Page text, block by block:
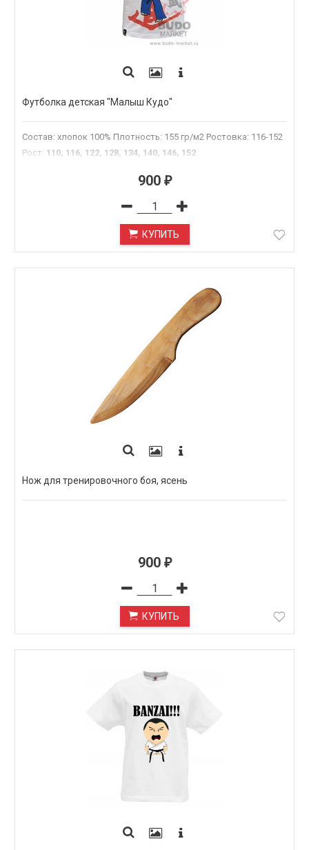
Футболка детская "Малыш Кудо"
Состав: хлопок 100% Плотность: 155 гр/м2 Ростовка: 116-152
Рост: 110, 116, 122, 128, 134, 140, 146, 152
900 ₽
КУПИТЬ
Нож для тренировочного боя, ясень
900 ₽
КУПИТЬ